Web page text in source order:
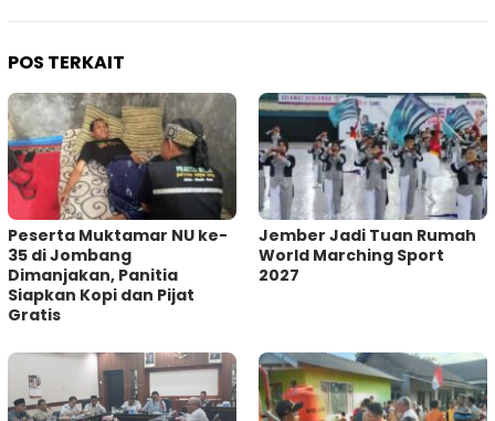
POS TERKAIT
Peserta Muktamar NU ke-
35 di Jombang
Dimanjakan, Panitia
Siapkan Kopi dan Pijat
Gratis
Jember Jadi Tuan Rumah
World Marching Sport
2027